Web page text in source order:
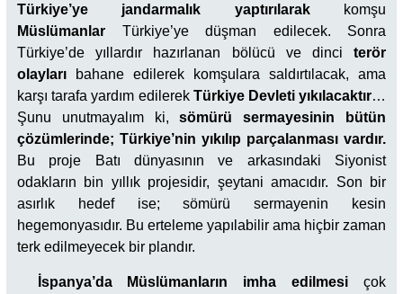
Türkiye’ye jandarmalık yaptırılarakkomşu
Müslümanlar Türkiye’ye düşman edilecek. Sonra
Türkiye’de yıllardır hazırlanan bölücü ve dinci terör
olayları bahane edilerek komşulara saldırtılacak, ama
karşı tarafa yardım edilerek Türkiye Devleti yıkılacaktır…
Şunu unutmayalım ki,sömürü sermayesinin bütün
çözümlerinde; Türkiye’nin yıkılıp parçalanması vardır.
Bu proje Batı dünyasının ve arkasındaki Siyonist
odakların bin yıllık projesidir, şeytani amacıdır. Son bir
asırlık hedef ise; sömürü sermayenin kesin
hegemonyasıdır. Bu erteleme yapılabilir ama hiçbir zaman
terk edilmeyecek bir plandır.
İspanya’da Müslümanların imha edilmesi çok